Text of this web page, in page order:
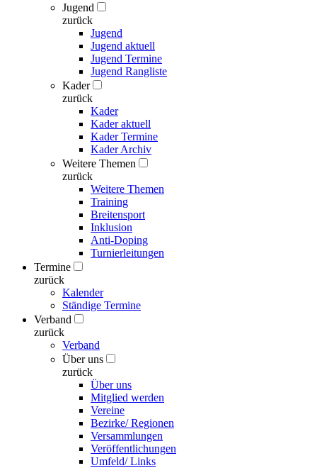
Jugend
zurück
Jugend
Jugend aktuell
Jugend Termine
Jugend Rangliste
Kader
zurück
Kader
Kader aktuell
Kader Termine
Kader Archiv
Weitere Themen
zurück
Weitere Themen
Training
Breitensport
Inklusion
Anti-Doping
Turnierleitungen
Termine
zurück
Kalender
Ständige Termine
Verband
zurück
Verband
Über uns
zurück
Über uns
Mitglied werden
Vereine
Bezirke/ Regionen
Versammlungen
Veröffentlichungen
Umfeld/ Links